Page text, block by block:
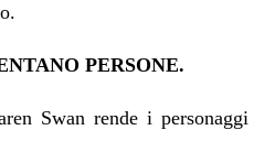
PERSONE.
Swan rende i personaggi